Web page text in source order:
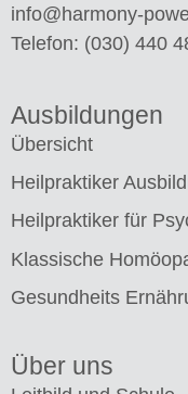
info@harmony-
Telefon: (030) 440
Ausbildungen
Übersicht
Heilpraktiker
Heilpraktiker für
Klassische
Gesundheits
Über uns